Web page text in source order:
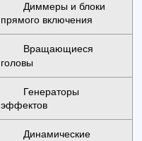
Диммеры и блоки
прямого включения
Вращающиеся
головы
Генераторы
эффектов
Динамические